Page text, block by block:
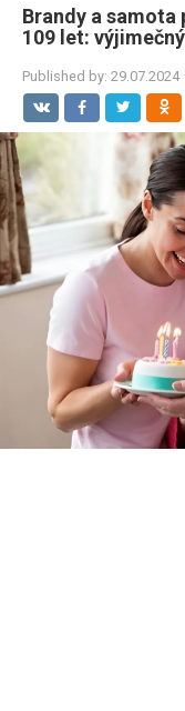
Brandy a samota
109 let:
Published by: 29.07.2024